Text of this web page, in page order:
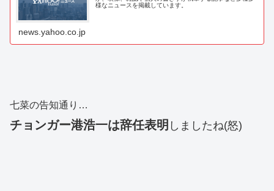
様なニュースを掲載しています。
news.yahoo.co.jp
七菜の告知通り…
チョンガー港浩一は辞任表明 しましたね(怒)